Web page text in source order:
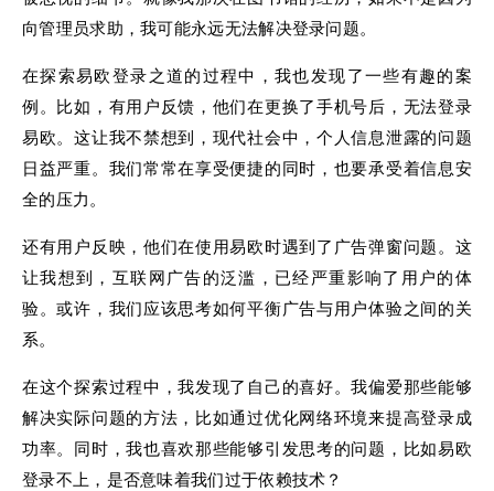
向管理员求助，我可能永远无法解决登录问题。
在探索易欧登录之道的过程中，我也发现了一些有趣的案
例。比如，有用户反馈，他们在更换了手机号后，无法登录
易欧。这让我不禁想到，现代社会中，个人信息泄露的问题
日益严重。我们常常在享受便捷的同时，也要承受着信息安
全的压力。
还有用户反映，他们在使用易欧时遇到了广告弹窗问题。这
让我想到，互联网广告的泛滥，已经严重影响了用户的体
验。或许，我们应该思考如何平衡广告与用户体验之间的关
系。
在这个探索过程中，我发现了自己的喜好。我偏爱那些能够
解决实际问题的方法，比如通过优化网络环境来提高登录成
功率。同时，我也喜欢那些能够引发思考的问题，比如易欧
登录不上，是否意味着我们过于依赖技术？